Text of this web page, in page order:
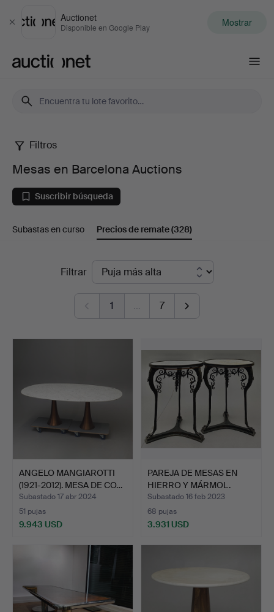
Cerrar
Auctionet
Disponible en Google Play Mostrar
Mesas
en
Barcelona
Auctions
Filtros
Mesas en Barcelona Auctions
Suscribir búsqueda
Subastas en curso Precios de remate(328)
Filtrar
1 … 7
ANGELO MANGIAROTTI
(1921-2012). MESA DE CO…
Subastado 17 abr 2024
51 pujas
9.943 USD
PAREJA DE MESAS EN
HIERRO Y MÁRMOL.
SIGLO …
Subastado 16 feb 2023
68 pujas
3.931 USD